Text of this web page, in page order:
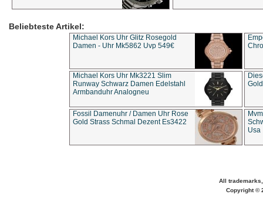
Beliebteste Artikel:
Michael Kors Uhr Glitz Rosegold
Damen - Uhr Mk5862 Uvp 549€
Michael Kors Uhr Mk3221 Slim
Runway Schwarz Damen Edelstahl
Armbanduhr Analogneu
Fossil Damenuhr / Damen Uhr Rose
Gold Strass Schmal Dezent Es3422
Usa
All
Copyright ©